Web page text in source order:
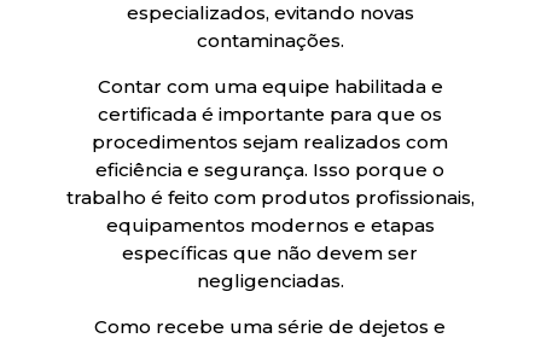
especializados, evitando novas
contaminações.
Contar com uma equipe habilitada e
certificada é importante para que os
procedimentos sejam realizados com
eficiência e segurança. Isso porque o
trabalho é feito com produtos profissionais,
equipamentos modernos e etapas
específicas que não devem ser
negligenciadas.
Como recebe uma série de dejetos e